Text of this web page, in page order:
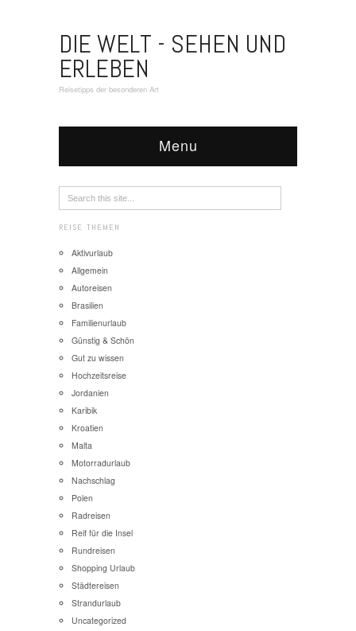
DIE WELT - SEHEN UND
ERLEBEN
Reisetipps der besonderen Art
Menu
REISE THEMEN
Aktivurlaub
Allgemein
Autoreisen
Brasilien
Familienurlaub
Günstig & Schön
Gut zu wissen
Hochzeitsreise
Jordanien
Karibik
Kroatien
Malta
Motorradurlaub
Nachschlag
Polen
Radreisen
Reif für die Insel
Rundreisen
Shopping Urlaub
Städtereisen
Strandurlaub
Uncategorized